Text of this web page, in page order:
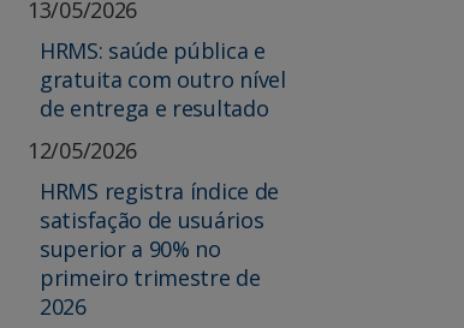
13/05/2026
HRMS: saúde pública e
gratuita com outro nível
de entrega e resultado
12/05/2026
HRMS registra índice de
satisfação de usuários
superior a 90% no
primeiro trimestre de
2026